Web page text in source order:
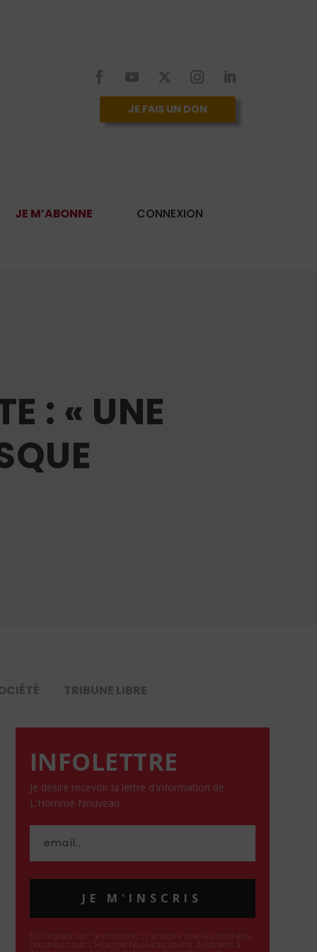
JE FAIS UN DON
JE M’ABONNE
CONNEXION
: « UNE
TRIBUNE LIBRE
INFOLETTRE
Je désire recevoir la lettre d'information de
L'Homme Nouveau
JE M'INSCRIS
En cliquant sur "Je m'inscris", j'accepte que les données
recueillies par L'Homme Nouveau soient destinées à